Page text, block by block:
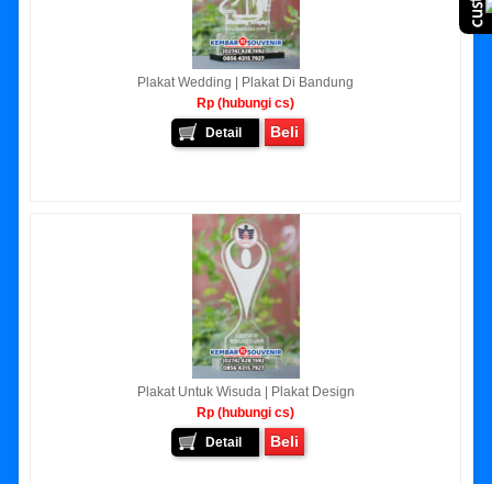
Plakat Wedding | Plakat Di Bandung
Rp (hubungi cs)
Detail
Beli
Plakat Untuk Wisuda | Plakat Design
Rp (hubungi cs)
Detail
Beli